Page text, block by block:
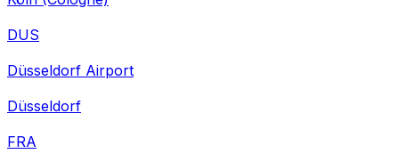
DUS
Düsseldorf Airport
Düsseldorf
FRA